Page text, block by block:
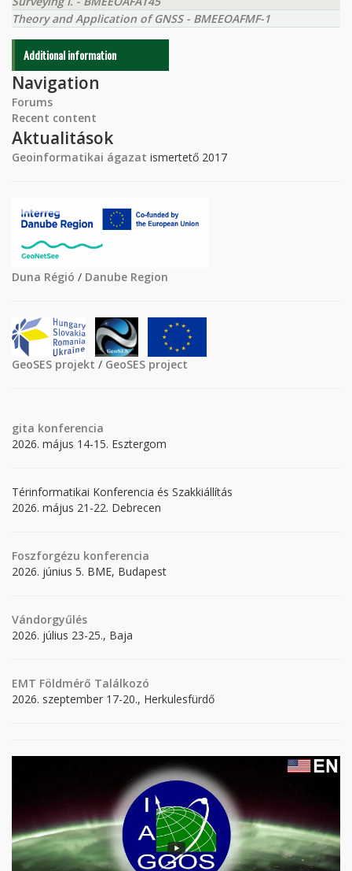
Theory and Application of GNSS - BMEEOAFMF-1
Additional information
Navigation
Forums
Recent content
Aktualitások
Geoinformatikai ágazat ismertető 2017
Duna Régió / Danube Region
GeoSES projekt / GeoSES project
gita konferencia
2026. május 14-15. Esztergom
Térinformatikai Konferencia és Szakkiállítás
2026. május 21-22. Debrecen
Foszforgézu konferencia
2026. június 5. BME, Budapest
Vándorgyűlés
2026. július 23-25., Baja
EMT Földmérő Találkozó
2026. szeptember 17-20., Herkulesfürdő